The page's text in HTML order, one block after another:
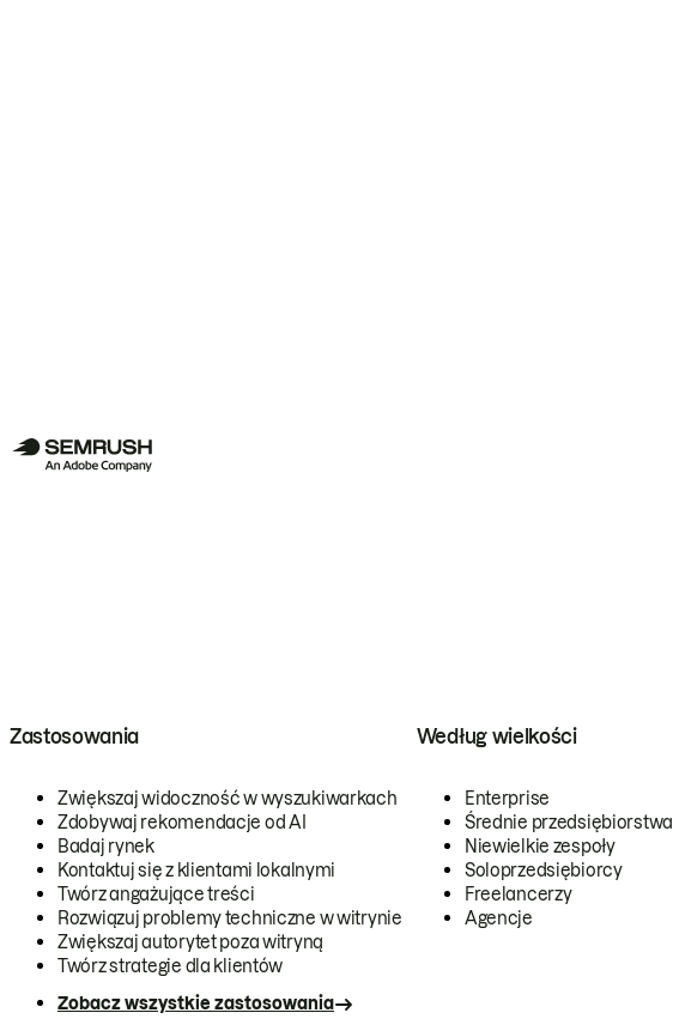
Zastosowania
Zwiększaj widoczność w wyszukiwarkach
Zdobywaj rekomendacje od AI
Badaj rynek
Kontaktuj się z klientami lokalnymi
Twórz angażujące treści
Rozwiązuj problemy techniczne w witrynie
Zwiększaj autorytet poza witryną
Twórz strategie dla klientów
Zobacz wszystkie zastosowania
Według wielkości
Enterprise
Średnie przedsiębiorstwa
Niewielkie zespoły
Soloprzedsiębiorcy
Freelancerzy
Agencje